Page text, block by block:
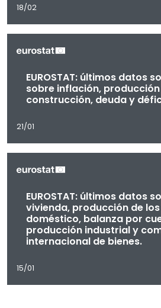
18/02
EUROSTAT: últimos datos
sobre inflación,
construcción, deuda y
21/01
EUROSTAT: últimos datos
vivienda, producción de
doméstico, balanza por
producción industrial y
internacional de bienes.
15/01